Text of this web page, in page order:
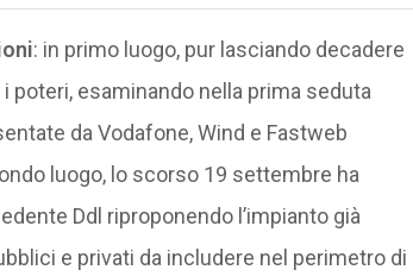
: in primo luogo, pur lasciando decadere
poteri, esaminando nella prima seduta
da Vodafone, Wind e Fastweb
luogo, lo scorso 19 settembre ha
Ddl riproponendo l’impianto già
e privati da includere nel perimetro di